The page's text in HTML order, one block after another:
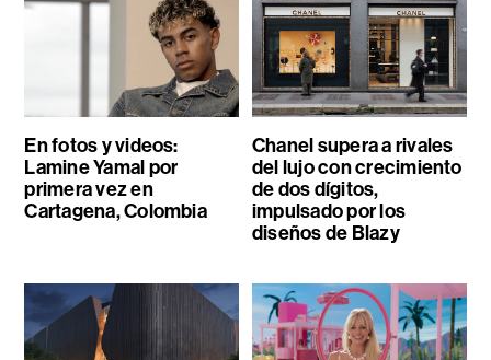
En fotos y videos:
Lamine Yamal por
primera vez en
Cartagena, Colombia
Chanel supera a rivales
del lujo con crecimiento
de dos dígitos,
impulsado por los
diseños de Blazy